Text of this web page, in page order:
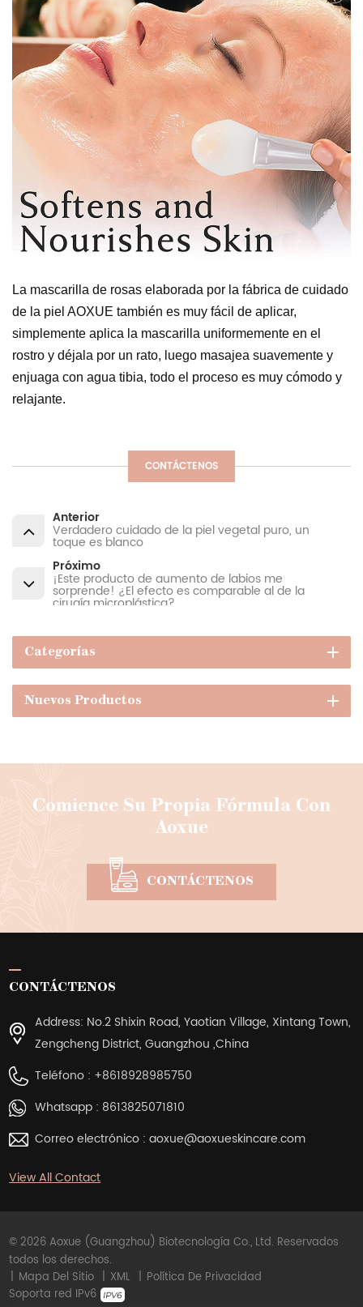
La mascarilla de rosas elaborada por la fábrica de cuidado
de la piel AOXUE también es muy fácil de aplicar,
simplemente aplica la mascarilla uniformemente en el
rostro y déjala por un rato, luego masajea suavemente y
enjuaga con agua tibia, todo el proceso es muy cómodo y
relajante.
CONTÁCTENOS
Anterior
Verdadero cuidado de la piel vegetal puro, un
toque es blanco
Próximo
¡Este producto de aumento de labios me
sorprende! ¿El efecto es comparable al de la
cirugía microplástica?
Categorías
Nuevos Productos
Comience Su Propia Fórmula Con
Aoxue
CONTÁCTENOS
CONTÁCTENOS
Address: No.2 Shixin Road, Yaotian Village, Xintang Town,
Zengcheng District, Guangzhou ,China
Teléfono : +8618928985750
Whatsapp : 8613825071810
Correo electrónico : aoxue@aoxueskincare.com
View All Contact
© 2026 Aoxue (Guangzhou) Biotecnología Co., Ltd. Reservados
todos los derechos.
| Mapa Del Sitio | XML | Política De Privacidad
Soporta red IPv6